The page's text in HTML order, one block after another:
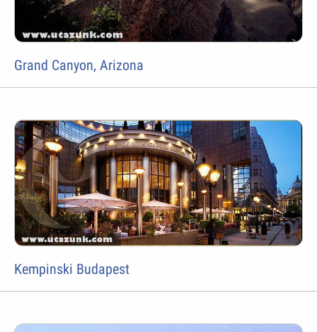
Grand Canyon, Arizona
Kempinski Budapest